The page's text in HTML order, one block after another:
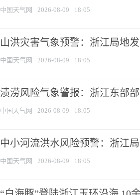
中国天气网 2026-08-09 18:05
山洪灾害气象预警：浙江局地
中国天气网 2026-08-09 18:05
渍涝风险气象警报：浙江东部
中国天气网 2026-08-09 18:05
中小河流洪水风险预警：浙江
中国天气网 2026-08-09 18:05